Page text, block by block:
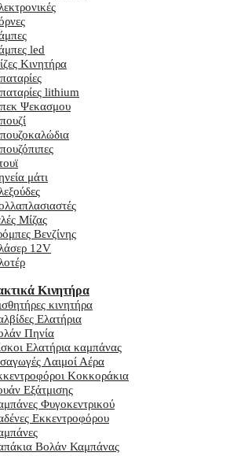
led
Κινητήρα
lithium
Ψεκασμου
μάτι
Μίζας
Βενζίνης
12V
Κινητήρα
κινητήρα
Ελατήρια
Πηνία
Ελατήρια καμπάνας
Λαιμοί Αέρα
Κοκκοράκια
Εξάτμισης
Φυγοκεντρικού
Εκκεντροφόρου
Βολάν Καμπάνας